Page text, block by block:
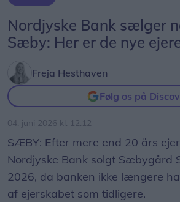
Nordjyske Bank sælger
Sæby: Her er de nye
Freja Hesthaven
Følg os på
04. juni 2026 kl. 12.12
SÆBY: Efter mere end 20 års
Nordjyske Bank solgt Sæbygård
2026, da banken ikke længere
af ejerskabet som tidligere.